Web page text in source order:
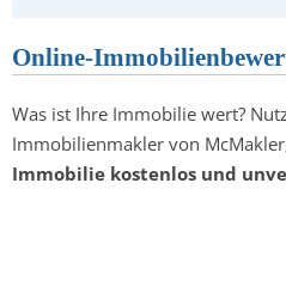
Online-
Was ist Ihre Immobilie wert?
Immobilienmakler von
Immobilie kostenlos und